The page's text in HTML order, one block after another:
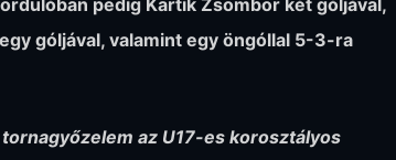
pedig Kartik Zsombor két góljával,
góljával, valamint egy öngóllal 5-3-ra
az U17-es korosztályos